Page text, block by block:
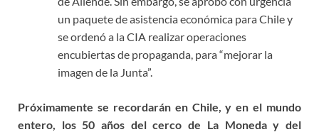
un paquete de asistencia económica para Chile y
se ordenó a la CIA realizar operaciones
encubiertas de propaganda, para “mejorar la
imagen de la Junta”.
Próximamente se recordarán en Chile, y en el mundo
entero, los 50 años del cerco de La Moneda y del